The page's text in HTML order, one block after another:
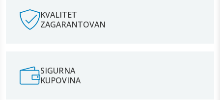
KVALITET
ZAGARANTOVAN
SIGURNA
KUPOVINA